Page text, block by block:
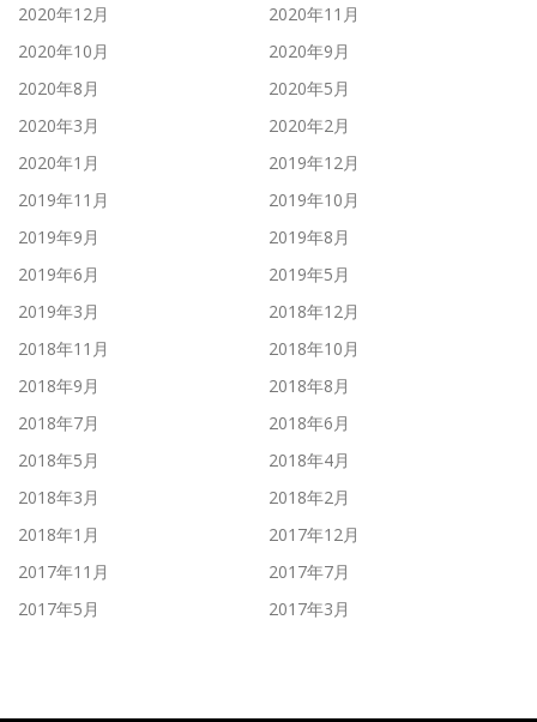
2020年12月
2020年11月
2020年10月
2020年9月
2020年8月
2020年5月
2020年3月
2020年2月
2020年1月
2019年12月
2019年11月
2019年10月
2019年9月
2019年8月
2019年6月
2019年5月
2019年3月
2018年12月
2018年11月
2018年10月
2018年9月
2018年8月
2018年7月
2018年6月
2018年5月
2018年4月
2018年3月
2018年2月
2018年1月
2017年12月
2017年11月
2017年7月
2017年5月
2017年3月